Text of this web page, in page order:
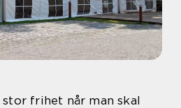
stor frihet når man skal